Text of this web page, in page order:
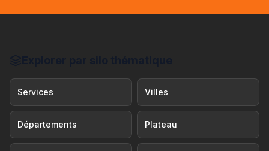
Services Villes
Départements Plateau